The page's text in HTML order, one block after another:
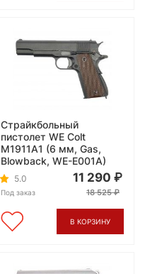
Страйкбольный
пистолет WE Colt
M1911A1 (6 мм, Gas,
Blowback, WE-E001A)
5.0
Под заказ
11 290
18 525
В КОРЗИНУ